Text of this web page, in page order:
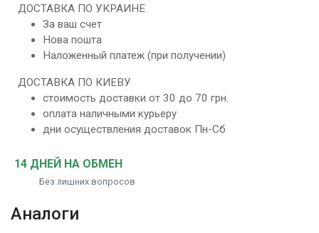
ДОСТАВКА ПО УКРАИНЕ
За ваш счет
Нова пошта
Наложенный платеж (при получении)
ДОСТАВКА ПО КИЕВУ
стоимость доставки от 30 до 70 грн.
оплата наличными курьеру
дни осуществления доставок Пн-Сб
14 ДНЕЙ НА ОБМЕН
Без лишних вопросов
Аналоги